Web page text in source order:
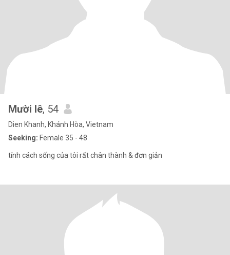
Mười lê, 54
Dien Khanh, Khánh Hòa, Vietnam
Seeking: Female 35 - 48
tính cách sống của tôi rất chân thành & đơn giản